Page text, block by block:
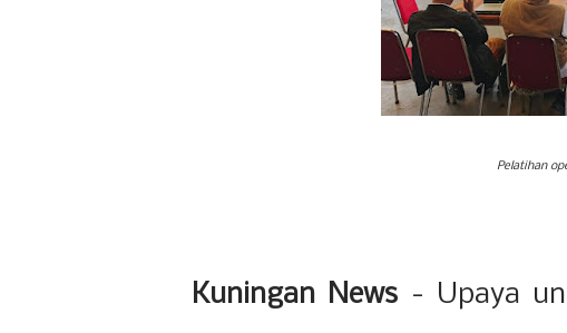
Pelatihan
Kuningan News - Upaya